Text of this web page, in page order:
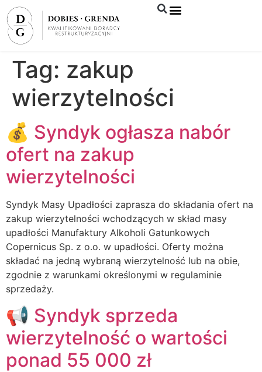
Tag: zakup
wierzytelności
💰 Syndyk ogłasza nabór
ofert na zakup
wierzytelności
Syndyk Masy Upadłości zaprasza do składania ofert na
zakup wierzytelności wchodzących w skład masy
upadłości Manufaktury Alkoholi Gatunkowych
Copernicus Sp. z o.o. w upadłości. Oferty można
składać na jedną wybraną wierzytelność lub na obie,
zgodnie z warunkami określonymi w regulaminie
sprzedaży.
📢 Syndyk sprzeda
wierzytelność o wartości
ponad 55 000 zł